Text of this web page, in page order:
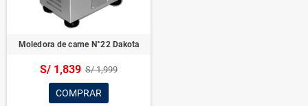
Moledora de carne N°22 Dakota
S/ 1,839 S/ 1,999
COMPRAR